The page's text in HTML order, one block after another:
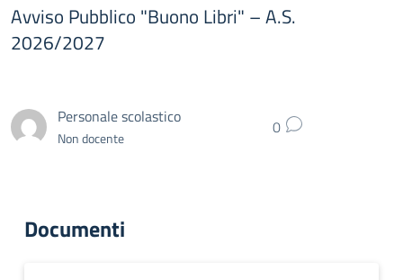
Avviso Pubblico "Buono Libri" – A.S.
2026/2027
Personale scolastico
Non docente 0
Documenti